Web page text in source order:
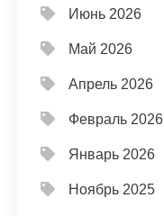
Июнь 2026
Май 2026
Апрель 2026
Февраль 2026
Январь 2026
Ноябрь 2025